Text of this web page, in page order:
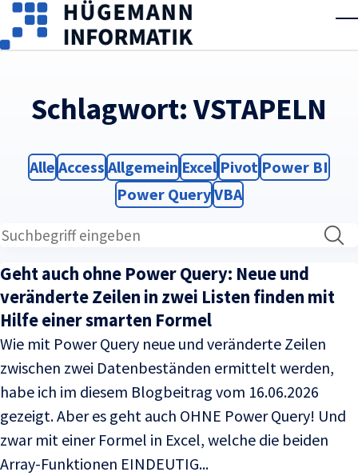
Skip to main content
Schlagwort:VSTAPELN
Filter
Alle Filter
Access Filter
Allgemein Filter
Excel Filter
Pivot Filter
Power BI
Filter
Power QueryFilter
VBA
Geht auch ohne Power Query: Neue und
veränderte Zeilen in zwei Listen finden mit
Hilfe einer smarten Formel
Wie mit Power Query neue und veränderte Zeilen
zwischen zwei Datenbeständen ermittelt werden,
habe ich im diesem Blogbeitrag vom 16.06.2026
gezeigt. Aber es geht auch OHNE Power Query! Und
zwar mit einer Formel in Excel, welche die beiden
Array-Funktionen EINDEUTIG...